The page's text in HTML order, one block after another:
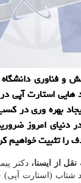
و فناوری دانشگاه
بهره وری در
دنیای امروز
را تثبیت خواهیم
از ایسنا،دکتر
شتاب (استارت